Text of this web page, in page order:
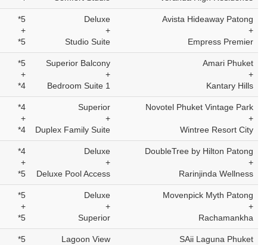
Avista Hideaway Patong
+
Empress Premier
Deluxe
+
Studio Suite
5*
+
5*
Amari Phuket
+
Kantary Hills
Superior Balcony
+
1 Bedroom Suite
5*
+
4*
Novotel Phuket Vintage Park
+
Wintree Resort City
Superior
+
Duplex Family Suite
4*
+
4*
DoubleTree by Hilton Patong
+
Rarinjinda Wellness
Deluxe
+
Deluxe Pool Access
4*
+
5*
Movenpick Myth Patong
+
Rachamankha
Deluxe
+
Superior
5*
+
5*
SAii Laguna Phuket
Lagoon View
5*